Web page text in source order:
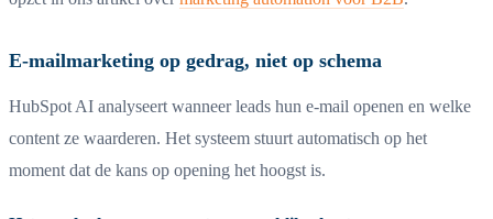
E-mailmarketing op gedrag, niet op schema
HubSpot AI analyseert wanneer leads hun e-mail openen en welke
content ze waarderen. Het systeem stuurt automatisch op het
moment dat de kans op opening het hoogst is.